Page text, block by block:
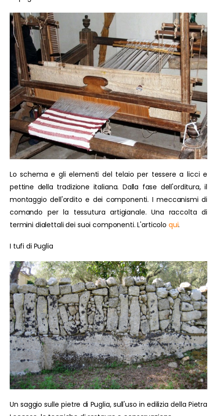
Lo schema e gli elementi del telaio per tessere a licci e
pettine della tradizione italiana. Dalla fase dell'orditura, il
montaggio dell'ordito e dei componenti. I meccanismi di
comando per la tessutura artigianale. Una raccolta di
termini dialettali dei suoi componenti. L'articolo qui.
I tufi di Puglia
Un saggio sulle pietre di Puglia, sull'uso in edilizia della Pietra